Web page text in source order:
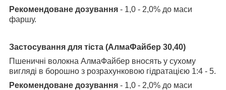
Рекомендоване дозування - 1,0 - 2,0% до маси
фаршу.
Застосування для тіста (АлмаФайбер 30,40)
Пшеничні волокна АлмаФайбер вносять у сухому
вигляді в борошно з розрахунковою гідратацією 1:4 - 5.
Рекомендоване дозування - 1,0 - 2,0% до маси